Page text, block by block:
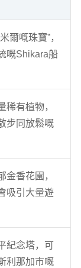
爾嘅珠寶”，
嘅Shikara船
稀有植物，
步同放鬆嘅
金香花園，
吸引大量遊
紀念塔，可
利那加市嘅